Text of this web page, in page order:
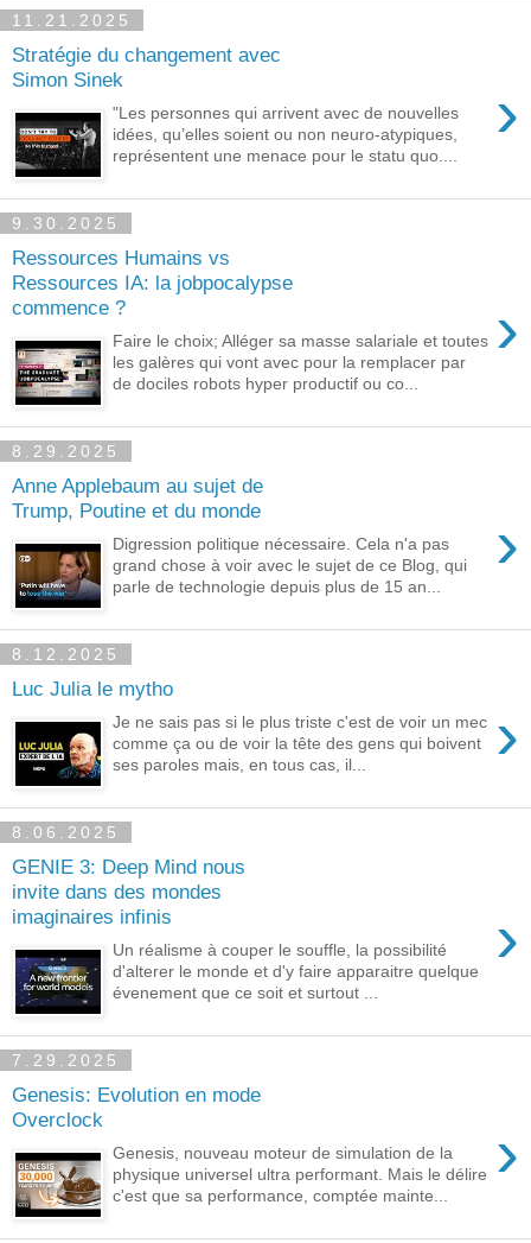
11.21.2025
Stratégie du changement avec
Simon Sinek
›
"Les personnes qui arrivent avec de nouvelles
idées, qu’elles soient ou non neuro-atypiques,
représentent une menace pour le statu quo....
9.30.2025
Ressources Humains vs
Ressources IA: la jobpocalypse
commence ?
›
Faire le choix; Alléger sa masse salariale et toutes
les galères qui vont avec pour la remplacer par
de dociles robots hyper productif ou co...
8.29.2025
Anne Applebaum au sujet de
Trump, Poutine et du monde
›
Digression politique nécessaire. Cela n'a pas
grand chose à voir avec le sujet de ce Blog, qui
parle de technologie depuis plus de 15 an...
8.12.2025
Luc Julia le mytho
›
Je ne sais pas si le plus triste c'est de voir un mec
comme ça ou de voir la tête des gens qui boivent
ses paroles mais, en tous cas, il...
8.06.2025
GENIE 3: Deep Mind nous
invite dans des mondes
imaginaires infinis
›
Un réalisme à couper le souffle, la possibilité
d'alterer le monde et d'y faire apparaitre quelque
évenement que ce soit et surtout ...
7.29.2025
Genesis: Evolution en mode
Overclock
›
Genesis, nouveau moteur de simulation de la
physique universel ultra performant. Mais le délire
c'est que sa performance, comptée mainte...